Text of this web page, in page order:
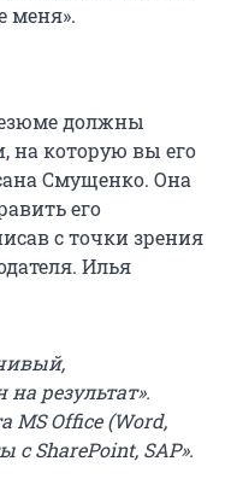
меня».
должны
на которую вы его
Смущенко. Она
его
с точки зрения
Илья
результат».
MS Office (Word,
с SharePoint, SAP».